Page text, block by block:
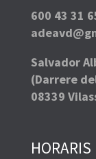
600 43 31
Salvador
(Darrere
08339
HORARIS